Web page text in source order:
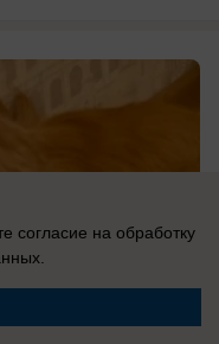
согласие на обработку